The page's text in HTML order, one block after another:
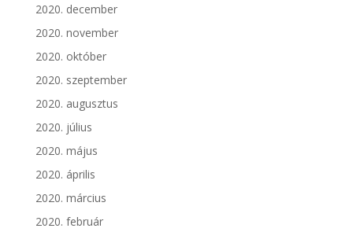
2020. december
2020. november
2020. október
2020. szeptember
2020. augusztus
2020. július
2020. május
2020. április
2020. március
2020. február